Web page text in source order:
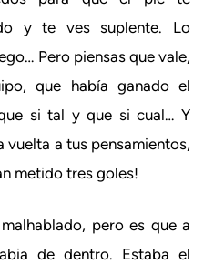
y te ves suplente. Lo
Pero piensas que vale,
que había ganado el
si tal y que si cual… Y
vuelta a tus pensamientos,
metido tres goles!
pero es que a
de dentro. Estaba el